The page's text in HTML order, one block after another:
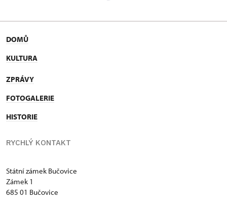
DOMŮ
KULTURA
ZPRÁVY
FOTOGALERIE
HISTORIE
RYCHLÝ KONTAKT
Státní zámek Bučovice
Zámek 1
685 01 Bučovice